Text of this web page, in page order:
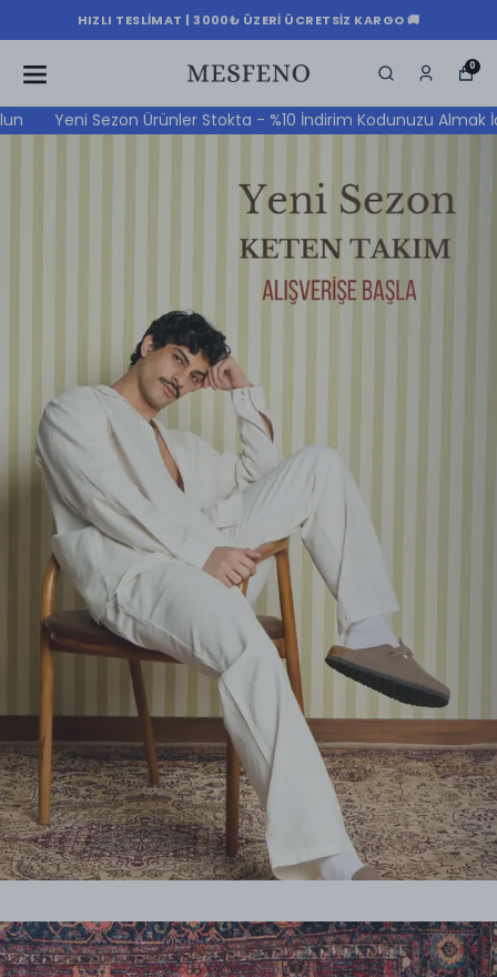
HIZLI TESLIMAT | 3000₺ ÜZERI ÜCRETSIZ KARGO 🚚
0
Yeni Sezon Ürünler Stokta - %10 İndirim Kodunuzu Almak İçin